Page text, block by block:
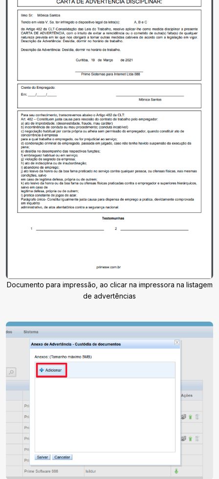
Documento para impressão, ao clicar na impressora na listagem
de advertências